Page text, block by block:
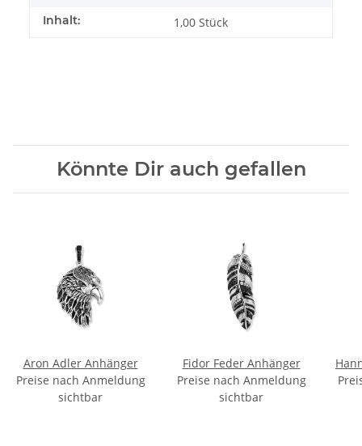
Inhalt: 1,00 Stück
Könnte Dir auch gefallen
Aron Adler Anhänger
Preise nach Anmeldung
sichtbar
Fidor Feder Anhänger
Preise nach Anmeldung
sichtbar